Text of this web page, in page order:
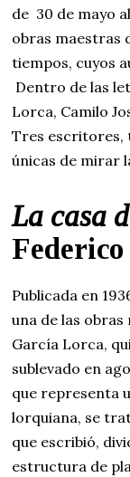
de 30 de mayo
obras maestras
tiempos, cuyos
Dentro de las
Lorca, Camilo
Tres escritores,
únicas de mirar
La casa
Publicada en
una de las
García Lorca,
sublevado en
que representa
lorquiana, se
que escribió,
estructura de